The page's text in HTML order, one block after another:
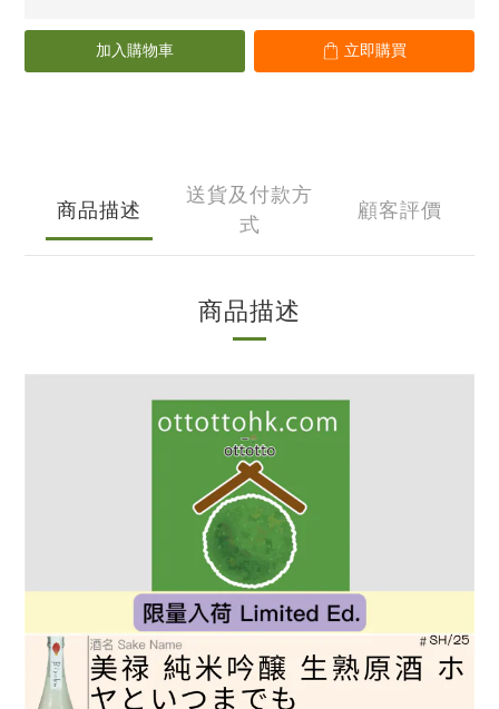
加入購物車 立即購買
商品描述
送貨及付款方
式
顧客評價
商品描述